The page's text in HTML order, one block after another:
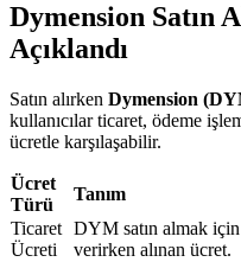
BTR sahiplerine özel
Dymension Satın
Açıklandı
Satın alırken Dymension
kullanıcılar ticaret, ödeme
ücretle karşılaşabilir.
Ücret
Türü
Tanım
Ticaret
Ücreti
DYM satın almak
verirken alınan ücret.